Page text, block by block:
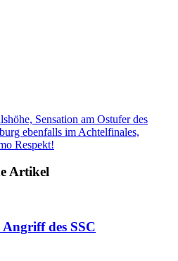
Sensation am Ostufer des
ebenfalls im Achtelfinales,
Respekt!
Artikel
des SSC